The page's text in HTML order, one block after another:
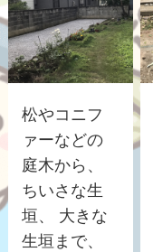
松やコニフ
ァーなどの
庭木から、
ちいさな生
垣、 大きな
生垣まで、